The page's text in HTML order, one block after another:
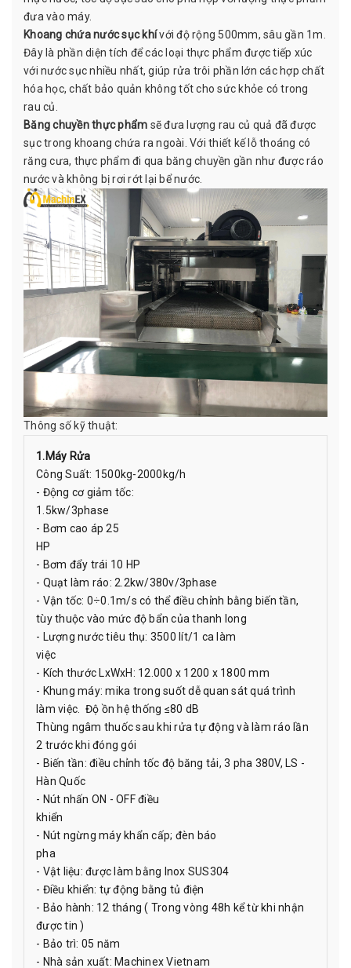
đưa vào máy.
Khoang chứa nước sục khívới độ rộng 500mm, sâu gần 1m.
Đây là phần diện tích để các loại thực phẩm được tiếp xúc
với nước sục nhiều nhất, giúp rửa trôi phần lớn các hợp chất
hóa học, chất bảo quản không tốt cho sức khỏe có trong
rau củ.
Băng chuyền thực phẩm sẽ đưa lượng rau củ quả đã được
sục trong khoang chứa ra ngoài. Với thiết kế lỗ thoáng có
răng cưa, thực phẩm đi qua băng chuyền gần như được ráo
nước và không bị rơi rớt lại bể nước.
Thông số kỹ thuật:
1.Máy Rửa
Công Suất: 1500kg-2000kg/h
- Động cơ giảm tốc:
1.5kw/3phase
- Bơm cao áp 25
HP
- Bơm đẩy trái 10 HP
- Quạt làm ráo: 2.2kw/380v/3phase
- Vận tốc: 0÷0.1m/s có thể điều chỉnh bằng biến tần,
tùy thuộc vào mức độ bẩn của thanh long
- Lượng nước tiêu thụ: 3500 lít/1 ca làm
việc
- Kích thước LxWxH: 12.000 x 1200 x 1800 mm
- Khung máy: mika trong suốt dễ quan sát quá trình
làm việc. Độ ồn hệ thống ≤80 dB
Thùng ngâm thuốc sau khi rửa tự động và làm ráo lần
2 trước khi đóng gói
- Biến tần: điều chỉnh tốc độ băng tải, 3 pha 380V, LS -
Hàn Quốc
- Nút nhấn ON - OFF điều
khiển
- Nút ngừng máy khẩn cấp; đèn báo
pha
- Vật liệu: được làm bằng Inox SUS304
- Điều khiển: tự động bằng tủ điện
- Bảo hành: 12 tháng ( Trong vòng 48h kể từ khi nhận
được tin )
- Bảo trì: 05 năm
- Nhà sản xuất: Machinex Vietnam